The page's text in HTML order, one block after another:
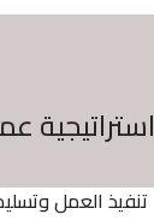
استراتيجية
تنفيذ العمل